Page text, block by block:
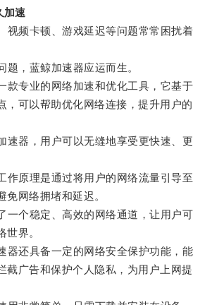
加速
频卡顿、游戏延迟等问题常常困扰着
，蓝鲸加速器应运而生。
专业的网络加速和优化工具，它基于
，可以帮助优化网络连接，提升用户的
器，用户可以无缝地享受更快速、更
原理是通过将用户的网络流量引导至
免网络拥堵和延迟。
个稳定、高效的网络通道，让用户可
世界。
还具备一定的网络安全保护功能，能
截广告和保护个人隐私，为用户上网提